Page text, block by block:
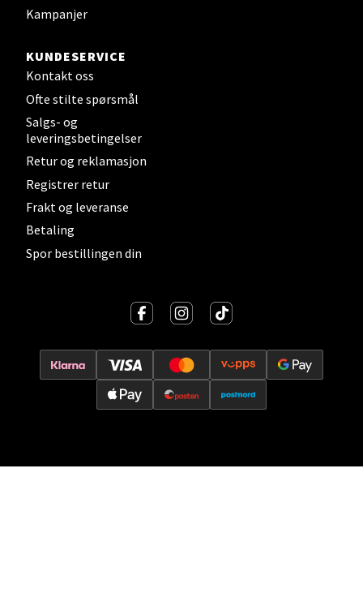
Kampanjer
KUNDESERVICE
Kontakt oss
Ofte stilte spørsmål
Salgs- og
leveringsbetingelser
Retur og reklamasjon
Registrer retur
Frakt og leveranse
Betaling
Spor bestillingen din
Leirvik - Stord
Torgbakken 2, 5401 Stord
Åpent i dag 10-17
Oslo - Thon Senter Storo
Vitaminveien 7 - 9, 0485 Oslo
Åpent i dag 10-21